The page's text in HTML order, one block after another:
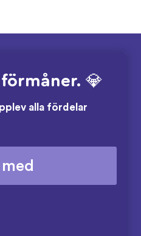
💎
alla fördelar